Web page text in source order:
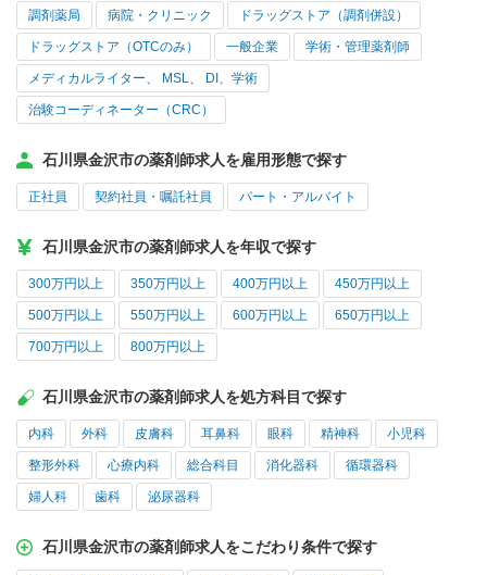
調剤薬局 病院・クリニック ドラッグストア（調剤併設）
ドラッグストア（OTCのみ） 一般企業 学術・管理薬剤師
メディカルライター、 MSL、 DI、学術
治験コーディネーター（CRC）
石川県金沢市の薬剤師求人を雇用形態で探す
正社員 契約社員・嘱託社員 パート・アルバイト
石川県金沢市の薬剤師求人を年収で探す
300万円以上 350万円以上 400万円以上 450万円以上
500万円以上 550万円以上 600万円以上 650万円以上
700万円以上 800万円以上
石川県金沢市の薬剤師求人を処方科目で探す
内科 外科 皮膚科 耳鼻科 眼科 精神科 小児科
整形外科 心療内科 総合科目 消化器科 循環器科
婦人科 歯科 泌尿器科
石川県金沢市の薬剤師求人をこだわり条件で探す